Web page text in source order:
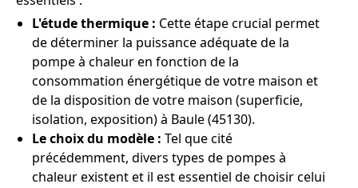
L'étude thermique : Cette étape crucial permet
de déterminer la puissance adéquate de la
pompe à chaleur en fonction de la
consommation énergétique de votre maison et
de la disposition de votre maison (superficie,
isolation, exposition) à Baule (45130).
Le choix du modèle : Tel que cité
précédemment, divers types de pompes à
chaleur existent et il est essentiel de choisir celui